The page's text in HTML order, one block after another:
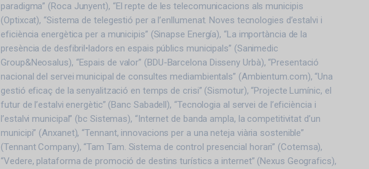
paradigma” (Roca Junyent), “El repte de les telecomunicacions als municipis
(Optixcat), “Sistema de telegestió per a l’enllumenat. Noves tecnologies d’estalvi i
eficiència energètica per a municipis” (Sinapse Energía), “La importància de la
presència de desfibril•ladors en espais públics municipals” (Sanimedic
Group&Neosalus), “Espais de valor” (BDU-Barcelona Disseny Urbà), “Presentació
nacional del servei municipal de consultes mediambientals” (Ambientum.com), “Una
gestió eficaç de la senyalització en temps de crisi” (Sismotur), “Projecte Lumínic, el
futur de l’estalvi energètic” (Banc Sabadell), “Tecnologia al servei de l’eficiència i
l’estalvi municipal” (bc Sistemas), “Internet de banda ampla, la competitivitat d’un
municipi” (Anxanet), “Tennant, innovacions per a una neteja viària sostenible”
(Tennant Company), “Tam Tam. Sistema de control presencial horari” (Cotemsa),
“Vedere, plataforma de promoció de destins turístics a internet” (Nexus Geografics),